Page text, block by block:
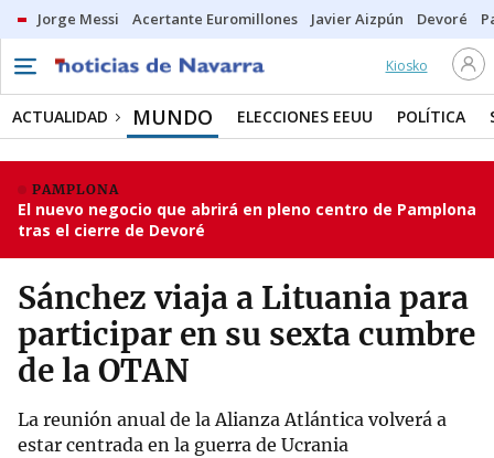
Jorge Messi Acertante Euromillones Javier Aizpún Devoré
Kiosko
ACTUALIDAD MUNDO ELECCIONES EEUU POLÍTICA
PAMPLONA
El nuevo negocio que abrirá en pleno centro de Pamplona
tras el cierre de Devoré
Sánchez viaja a Lituania para
participar en su sexta cumbre
de la OTAN
La reunión anual de la Alianza Atlántica volverá a
estar centrada en la guerra de Ucrania